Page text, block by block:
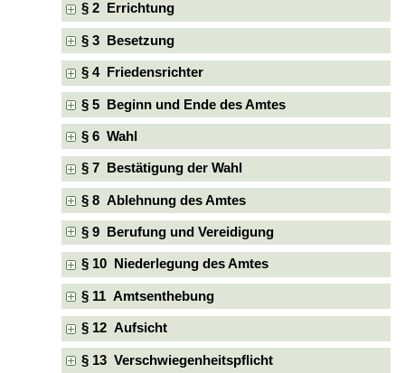
§ 2 Errichtung
§ 3 Besetzung
§ 4 Friedensrichter
§ 5 Beginn und Ende des Amtes
§ 6 Wahl
§ 7 Bestätigung der Wahl
§ 8 Ablehnung des Amtes
§ 9 Berufung und Vereidigung
§ 10 Niederlegung des Amtes
§ 11 Amtsenthebung
§ 12 Aufsicht
§ 13 Verschwiegenheitspflicht